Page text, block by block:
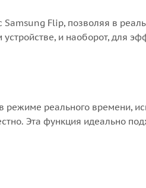
Flip, позволяя в
и наоборот, для
реального времени,
Эта функция идеально